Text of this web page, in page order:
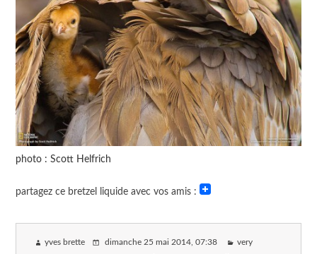
photo : Scott Helfrich
partagez ce bretzel liquide avec vos amis :
yves brette dimanche 25 mai 2014, 07:38 very